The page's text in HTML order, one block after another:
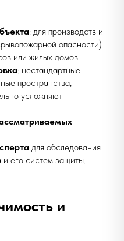
: для производств и
опасности)
или жилых домов.
: нестандартные
пространства,
усложняют
для обследования
и его систем защиты.
и